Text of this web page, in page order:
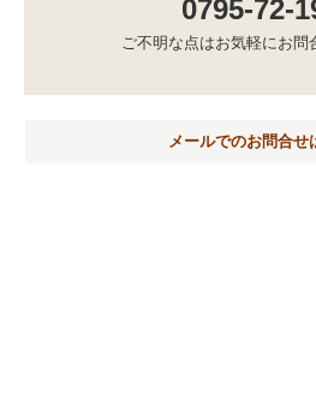
0795-72-
ご不明な点はお気軽にお問
メールでのお問合せ